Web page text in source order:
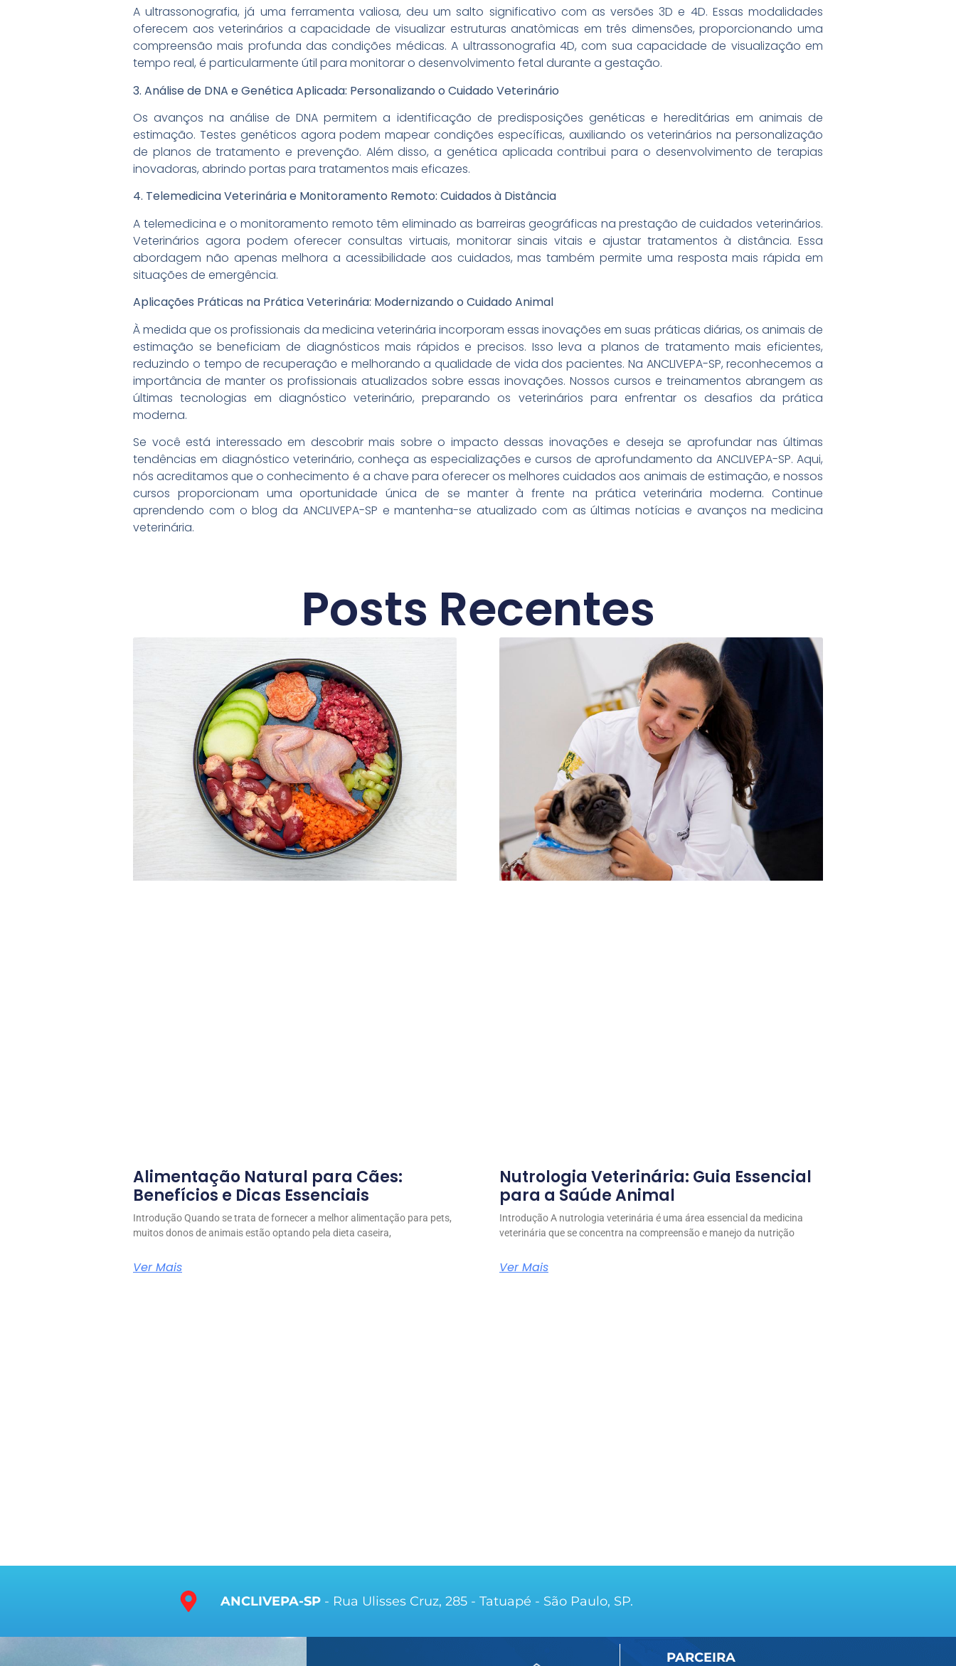
A ultrassonografia, já uma ferramenta valiosa, deu um salto significativo com as versões 3D e 4D. Essas modalidades
oferecem aos veterinários a capacidade de visualizar estruturas anatômicas em três dimensões, proporcionando uma
compreensão mais profunda das condições médicas. A ultrassonografia 4D, com sua capacidade de visualização em
tempo real, é particularmente útil para monitorar o desenvolvimento fetal durante a gestação.
3. Análise de DNA e Genética Aplicada: Personalizando o Cuidado Veterinário
Os avanços na análise de DNA permitem a identificação de predisposições genéticas e hereditárias em animais de
estimação. Testes genéticos agora podem mapear condições específicas, auxiliando os veterinários na personalização
de planos de tratamento e prevenção. Além disso, a genética aplicada contribui para o desenvolvimento de terapias
inovadoras, abrindo portas para tratamentos mais eficazes.
4. Telemedicina Veterinária e Monitoramento Remoto: Cuidados à Distância
A telemedicina e o monitoramento remoto têm eliminado as barreiras geográficas na prestação de cuidados veterinários.
Veterinários agora podem oferecer consultas virtuais, monitorar sinais vitais e ajustar tratamentos à distância. Essa
abordagem não apenas melhora a acessibilidade aos cuidados, mas também permite uma resposta mais rápida em
situações de emergência.
Aplicações Práticas na Prática Veterinária: Modernizando o Cuidado Animal
À medida que os profissionais da medicina veterinária incorporam essas inovações em suas práticas diárias, os animais de
estimação se beneficiam de diagnósticos mais rápidos e precisos. Isso leva a planos de tratamento mais eficientes,
reduzindo o tempo de recuperação e melhorando a qualidade de vida dos pacientes. Na ANCLIVEPA-SP, reconhecemos a
importância de manter os profissionais atualizados sobre essas inovações. Nossos cursos e treinamentos abrangem as
últimas tecnologias em diagnóstico veterinário, preparando os veterinários para enfrentar os desafios da prática
moderna.
Se você está interessado em descobrir mais sobre o impacto dessas inovações e deseja se aprofundar nas últimas
tendências em diagnóstico veterinário, conheça as especializações e cursos de aprofundamento da ANCLIVEPA-SP. Aqui,
nós acreditamos que o conhecimento é a chave para oferecer os melhores cuidados aos animais de estimação, e nossos
cursos proporcionam uma oportunidade única de se manter à frente na prática veterinária moderna. Continue
aprendendo com o blog da ANCLIVEPA-SP e mantenha-se atualizado com as últimas notícias e avanços na medicina
veterinária.
Posts Recentes
Alimentação Natural para Cães:
Benefícios e Dicas Essenciais
Introdução Quando se trata de fornecer a melhor alimentação para pets,
muitos donos de animais estão optando pela dieta caseira,
Ver Mais
Nutrologia Veterinária: Guia Essencial
para a Saúde Animal
Introdução A nutrologia veterinária é uma área essencial da medicina
veterinária que se concentra na compreensão e manejo da nutrição
Ver Mais
ANCLIVEPA-SP - Rua Ulisses Cruz, 285 - Tatuapé - São Paulo, SP.
PARCEIRA